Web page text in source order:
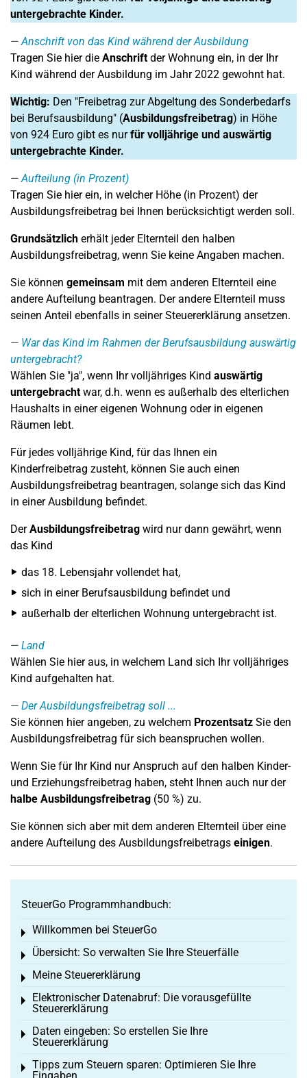
untergebrachte Kinder.
Anschrift von das Kind während der Ausbildung
Tragen Sie hier die Anschriftder Wohnung ein, in der Ihr
Kind während der Ausbildung im Jahr 2022 gewohnt hat.
Wichtig: Den "Freibetrag zur Abgeltung des Sonderbedarfs
bei Berufsausbildung" (Ausbildungsfreibetrag) in Höhe
von 924 Euro gibt es nurfür volljährige und auswärtig
untergebrachte Kinder.
Aufteilung (in Prozent)
Tragen Sie hier ein, in welcher Höhe (in Prozent) der
Ausbildungsfreibetrag bei Ihnen berücksichtigt werden soll.
Grundsätzlich erhält jeder Elternteil den halben
Ausbildungsfreibetrag, wenn Sie keine Angaben machen.
Sie können gemeinsam mit dem anderen Elternteil eine
andere Aufteilung beantragen. Der andere Elternteil muss
seinen Anteil ebenfalls in seiner Steuererklärung ansetzen.
War das Kind im Rahmen der Berufsausbildung auswärtig
untergebracht?
Wählen Sie "ja", wenn Ihr volljähriges Kind auswärtig
untergebrachtwar, d.h. wenn es außerhalb des elterlichen
Haushalts in einer eigenen Wohnung oder in eigenen
Räumen lebt.
Für jedes volljährige Kind, für das Ihnen ein
Kinderfreibetrag zusteht, können Sie auch einen
Ausbildungsfreibetrag beantragen, solange sich das Kind
in einer Ausbildung befindet.
DerAusbildungsfreibetrag wird nur dann gewährt, wenn
das Kind
das 18. Lebensjahr vollendet hat,
sich in einer Berufsausbildung befindet und
außerhalb der elterlichen Wohnung untergebracht ist.
Land
Wählen Sie hier aus, in welchem Land sich Ihr volljähriges
Kind aufgehalten hat.
Der Ausbildungsfreibetrag soll ...
Sie können hier angeben, zu welchem Prozentsatz Sie den
Ausbildungsfreibetrag für sich beanspruchen wollen.
Wenn Sie für Ihr Kind nur Anspruch auf den halben Kinder-
und Erziehungsfreibetrag haben, steht Ihnen auch nur der
halbe Ausbildungsfreibetrag (50 %) zu.
Sie können sich aber mit dem anderen Elternteil über eine
andere Aufteilung des Ausbildungsfreibetrags einigen.
SteuerGo Programmhandbuch:
Willkommen bei SteuerGo
Toggle menu
Übersicht: So verwalten Sie Ihre Steuerfälle
Toggle menu
Meine Steuererklärung
Toggle menu
Elektronischer Datenabruf: Die vorausgefüllte
Steuererklärung
Toggle menu
Daten eingeben: So erstellen Sie Ihre
Steuererklärung
Toggle menu
Tipps zum Steuern sparen: Optimieren Sie Ihre
Toggle menu